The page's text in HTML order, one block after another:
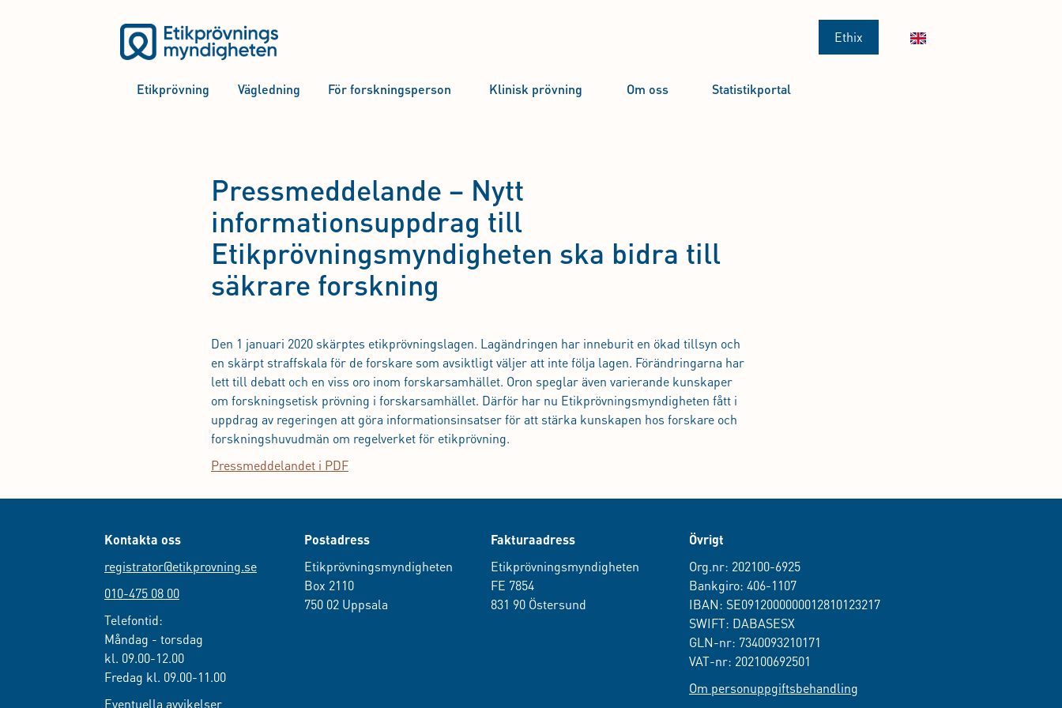
Ethix
Etikprövning Vägledning För forskningsperson Klinisk prövning Om oss Statistikportal
Pressmeddelande – Nytt
informationsuppdrag till
Etikprövningsmyndigheten ska bidra till
säkrare forskning
Den 1 januari 2020 skärptes etikprövningslagen. Lagändringen har inneburit en ökad tillsyn och
en skärpt straffskala för de forskare som avsiktligt väljer att inte följa lagen. Förändringarna har
lett till debatt och en viss oro inom forskarsamhället. Oron speglar även varierande kunskaper
om forskningsetisk prövning i forskarsamhället. Därför har nu Etikprövningsmyndigheten fått i
uppdrag av regeringen att göra informationsinsatser för att stärka kunskapen hos forskare och
forskningshuvudmän om regelverket för etikprövning.
Pressmeddelandet i PDF
Kontakta oss
registrator@etikprovning.se
010-475 08 00
Telefontid:
Måndag - torsdag
kl. 09.00-12.00
Fredag kl. 09.00-11.00
Eventuella avvikelser
Postadress
Etikprövningsmyndigheten
Box 2110
750 02 Uppsala
Fakturaadress
Etikprövningsmyndigheten
FE 7854
831 90 Östersund
Övrigt
Org.nr: 202100-6925
Bankgiro: 406-1107
IBAN: SE0912000000012810123217
SWIFT: DABASESX
GLN-nr: 7340093210171
VAT-nr: 202100692501
Om personuppgiftsbehandling